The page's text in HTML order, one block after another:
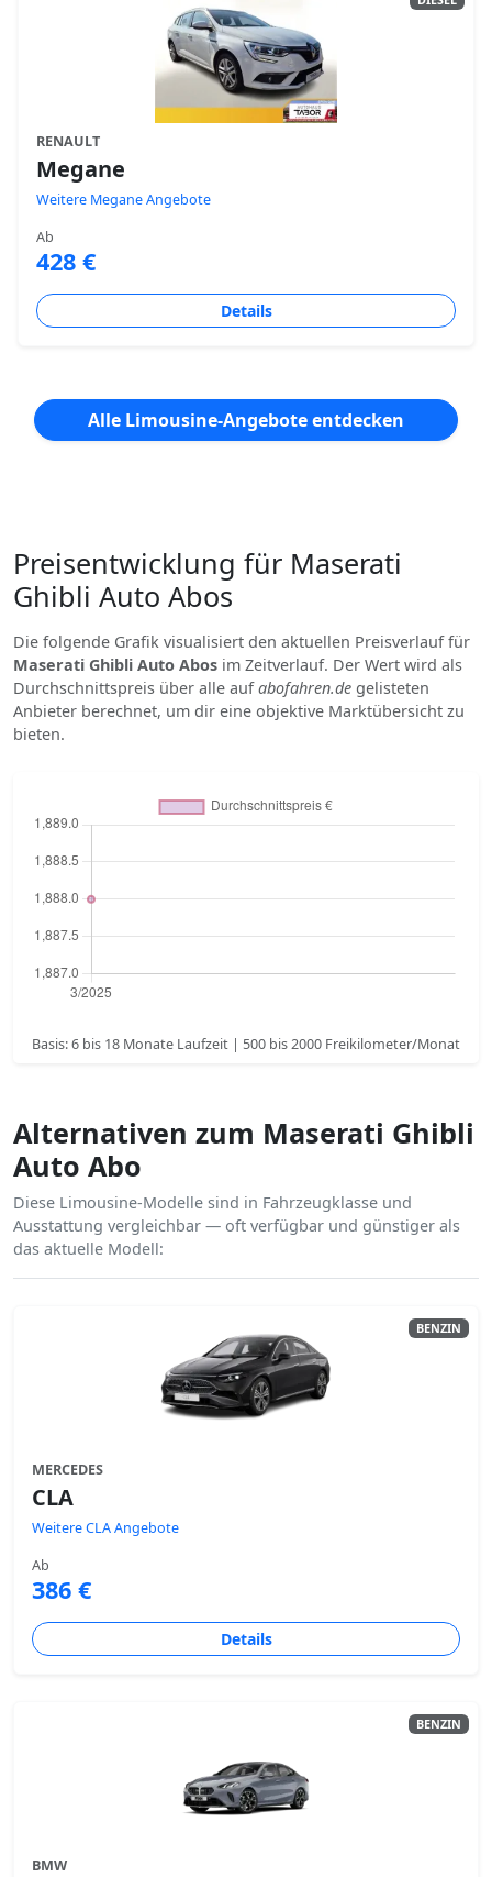
RENAULT
Megane
Weitere Megane Angebote
Ab
428 €
Details
Alle Limousine-Angebote entdecken
Preisentwicklung für Maserati
Ghibli Auto Abos
Die folgende Grafik visualisiert den aktuellen Preisverlauf für
Maserati Ghibli Auto Abos im Zeitverlauf. Der Wert wird als
Durchschnittspreis über alle aufabofahren.de gelisteten
Anbieter berechnet, um dir eine objektive Marktübersicht zu
bieten.
Basis: 6 bis 18 Monate Laufzeit | 500 bis 2000 Freikilometer/Monat
Alternativen zum Maserati Ghibli
Auto Abo
Diese Limousine-Modelle sind in Fahrzeugklasse und
Ausstattung vergleichbar — oft verfügbar und günstiger als
das aktuelle Modell:
BENZIN
MERCEDES
CLA
Weitere CLA Angebote
Ab
386 €
Details
BENZIN
BMW